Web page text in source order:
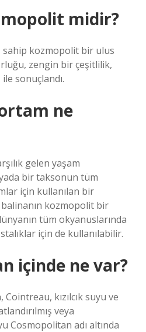
midir?
sahip kozmopolit bir ulus
zengin bir çeşitlilik,
sonuçlandı.
ne
gelen yaşam
bir taksonun tüm
için kullanılan bir
kozmopolit bir
tüm okyanuslarında
için de kullanılabilir.
içinde ne var?
kızılcık suyu ve
veya
Cosmopolitan adı altında